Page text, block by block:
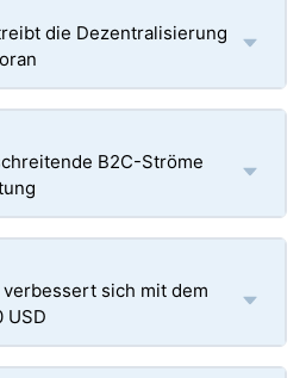
die Dezentralisierung
B2C-Ströme
sich mit dem
USD